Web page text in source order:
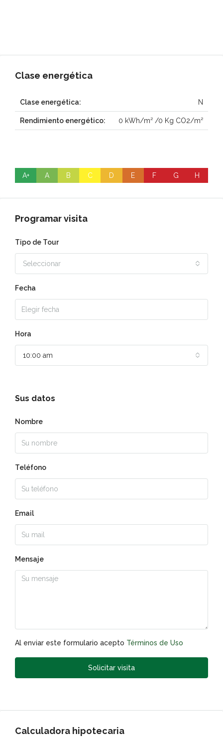
Clase energética
Clase energética: N
Rendimiento energético: 0 kWh/m² /0 Kg CO2/m²
A+ A B C D E F G H
Programar visita
Tipo de Tour
Seleccionar
Fecha
Hora
10:00 am
Sus datos
Nombre
Teléfono
Email
Mensaje
Al enviar este formulario acepto Términos de Uso
Solicitar visita
Calculadora hipotecaria